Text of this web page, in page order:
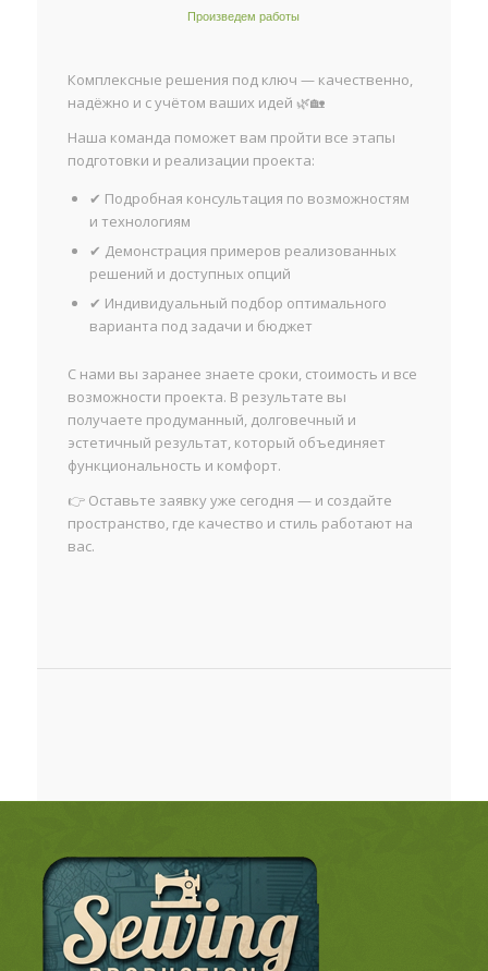
Произведем работы
Комплексные решения под ключ — качественно,
надёжно и с учётом ваших идей 🌿🏡
Наша команда поможет вам пройти все этапы
подготовки и реализации проекта:
✔ Подробная консультация по возможностям
и технологиям
✔ Демонстрация примеров реализованных
решений и доступных опций
✔ Индивидуальный подбор оптимального
варианта под задачи и бюджет
С нами вы заранее знаете сроки, стоимость и все
возможности проекта. В результате вы
получаете продуманный, долговечный и
эстетичный результат, который объединяет
функциональность и комфорт.
👉 Оставьте заявку уже сегодня — и создайте
пространство, где качество и стиль работают на
вас.